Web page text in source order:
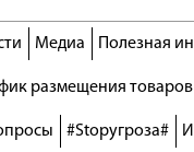
Медиа Полезная
размещения товаров
#Stopугроза#